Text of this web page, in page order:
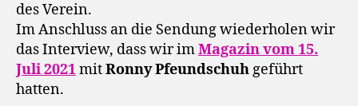
des Verein.
Im Anschluss an die Sendung wiederholen wir
das Interview, dass wir imMagazin vom 15.
Juli 2021mitRonny Pfeundschuhgeführt
hatten.